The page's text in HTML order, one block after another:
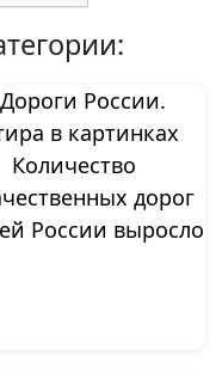
Количество
дорог
России выросло